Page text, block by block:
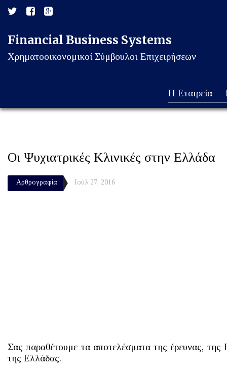
Financial Business Systems
Χρηματοοικονομικοί Σύμβουλοι Επιχειρήσεων
Η Εταιρεία
Οι Ψυχιατρικές Κλινικές στην Ελλάδα
Αρθρογραφία Ιούλ 27, 2016
Σας παραθέτουμε τα αποτελέσματα της έρευνας, της
της Ελλάδας.